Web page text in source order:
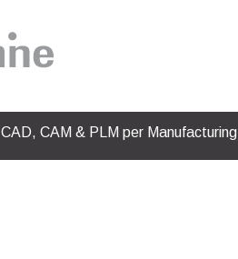
CAD, CAM & PLM per Manufacturing